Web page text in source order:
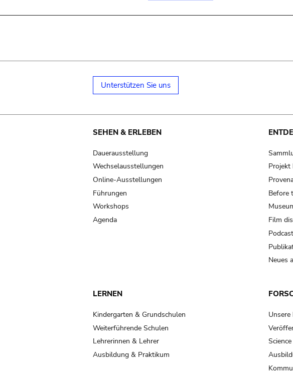
Unterstützen Sie uns
SEHEN & ERLEBEN
Dauerausstellung
Wechselausstellungen
Online-Ausstellungen
Führungen
Workshops
Agenda
Projekt
Before
Film
Neues
LERNEN
Kindergarten & Grundschulen
Weiterführende Schulen
Lehrerinnen & Lehrer
Ausbildung & Praktikum